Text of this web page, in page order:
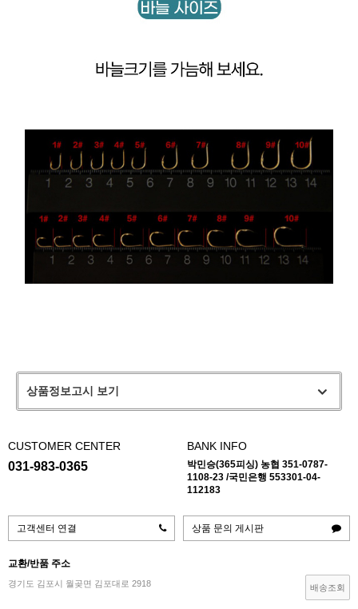
상품정보고시 보기
CUSTOMER CENTER
031-983-0365
BANK INFO
박민승(365피싱) 농협 351-0787-
1108-23 /국민은행 553301-04-
112183
고객센터 연결 상품 문의 게시판
교환/반품 주소
경기도 김포시 월곶면 김포대로 2918 배송조회